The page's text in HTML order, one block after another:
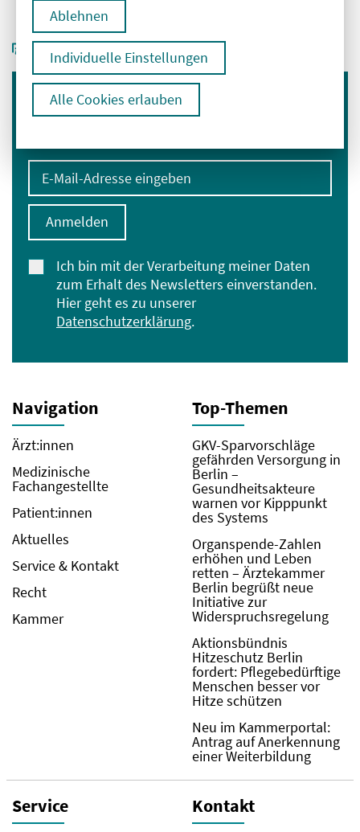
Ablehnen
Individuelle Einstellungen
Alle Cookies erlauben
Immer informiert bleiben
E-Mail-Adresse eingeben
Ich bin mit der Verarbeitung meiner Daten
zum Erhalt des Newsletters einverstanden.
Hier geht es zu unserer
Datenschutzerklärung.
Anmelden
Navigation
Ärzt:innen
Medizinische
Fachangestellte
Patient:innen
Aktuelles
Service & Kontakt
Recht
Kammer
Top-Themen
GKV-Sparvorschläge
gefährden Versorgung in
Berlin –
Gesundheitsakteure
warnen vor Kipppunkt
des Systems
Organspende-Zahlen
erhöhen und Leben
retten – Ärztekammer
Berlin begrüßt neue
Initiative zur
Widerspruchsregelung
Aktionsbündnis
Hitzeschutz Berlin
fordert: Pflegebedürftige
Menschen besser vor
Hitze schützen
Neu im Kammerportal:
Antrag auf Anerkennung
einer Weiterbildung
Service Kontakt